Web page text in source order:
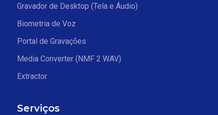
Gravador de Desktop (Tela e Áudio)
Biometria de Voz
Portal de Gravações
Media Converter (NMF 2 WAV)
Extractor
Serviços